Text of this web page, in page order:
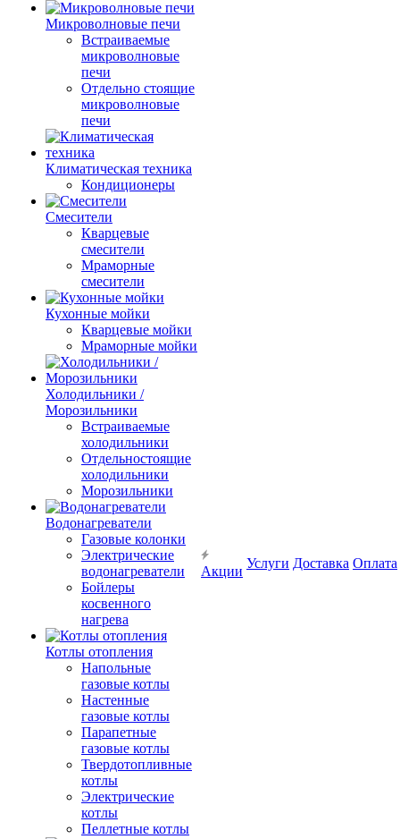
Микроволновые печи
Встраиваемые
микроволновые
печи
Отдельно стоящие
микроволновые
печи
Климатическая техника
Кондиционеры
Смесители
Кварцевые
смесители
Мраморные
смесители
Кухонные мойки
Кварцевые мойки
Мраморные мойки
Холодильники /
Морозильники
Встраиваемые
холодильники
Отдельностоящие
холодильники
Морозильники
Водонагреватели
Газовые колонки
Электрические
водонагреватели
Бойлеры
косвенного
нагрева
Котлы отопления
Напольные
газовые котлы
Настенные
газовые котлы
Парапетные
газовые котлы
Твердотопливные
котлы
Электрические
котлы
Пеллетные котлы
Акции
Услуги Доставка Оплата